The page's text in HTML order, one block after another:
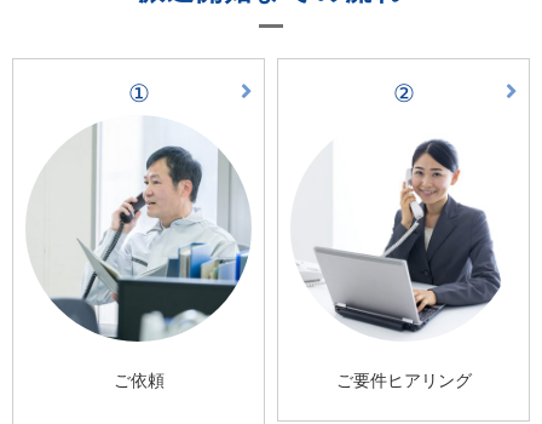
①
ご依頼
②
ご要件ヒアリング